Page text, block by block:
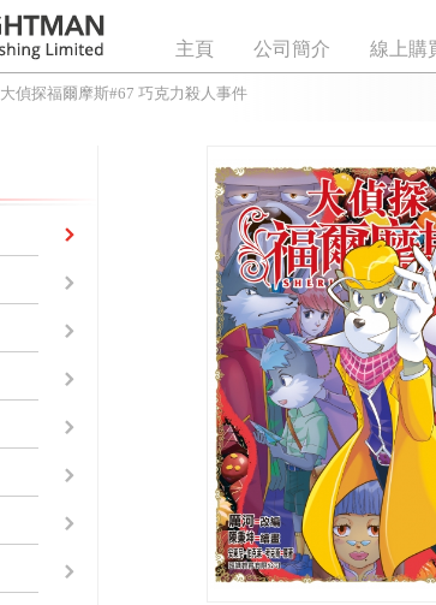
主頁 公司簡介 線上購
大偵探福爾摩斯#67 巧克力殺人事件